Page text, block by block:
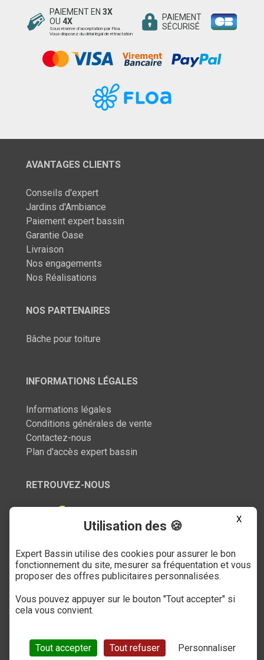
PAIEMENT EN 3X
OU 4X
Sous réserve d’acceptation par Floa.
Vous disposez du délai légal de rétractation
PAIEMENT
SÉCURISÉ
AVANTAGES CLIENTS
Conseils d'expert
Jardins d'Ambiance
Paiement expert bassin
Garantie Oase
Livraison
Nos engagements
Nos Réalisations
NOS PARTENAIRES
Bâche pour toiture
INFORMATIONS LÉGALES
Informations légales
Conditions générales de vente
Contactez-nous
Plan d'accès expert bassin
RETROUVEZ-NOUS
SERVICE CLIENT
03 27 89 21 52
Du mardi au samedi
X
Utilisation des 🍪
Expert Bassin utilise des cookies pour assurer le bon
fonctionnement du site, mesurer sa fréquentation et vous
proposer des offres publicitaires personnalisées.
Vous pouvez appuyer sur le bouton "Tout accepter" si
cela vous convient.
Tout accepter Tout refuser Personnaliser